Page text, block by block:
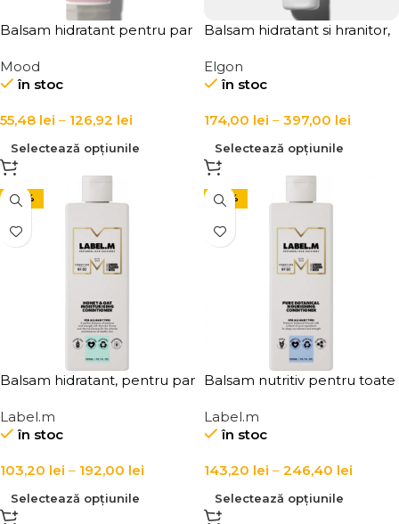
Balsam hidratant pentru par
Conditioner
Mood
în stoc
55,48 lei – 126,92 lei
Selectează opțiunile
Balsam hidratant si hranitor,
LINK-D 2 Active Repair
Conditioner
Elgon
în stoc
174,00 lei – 397,00 lei
Selectează opțiunile
-20%
Balsam hidratant, pentru par
de Manuka si ovaz, Label.m
Honey & Oat Moisturising
Label.m
în stoc
103,20 lei – 192,00 lei
Selectează opțiunile
-20%
Balsam nutritiv pentru toate
Botanical Nourishing
Conditioner
Label.m
în stoc
143,20 lei – 246,40 lei
Selectează opțiunile